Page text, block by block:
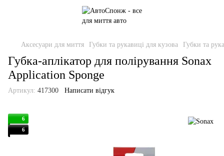
Аксесуари для миття Губки та рукавиці для кузова Губки та
Губка-аплікатор для полірування Sonax
Application Sponge
Артикул: 417300 Написати відгук
6
6